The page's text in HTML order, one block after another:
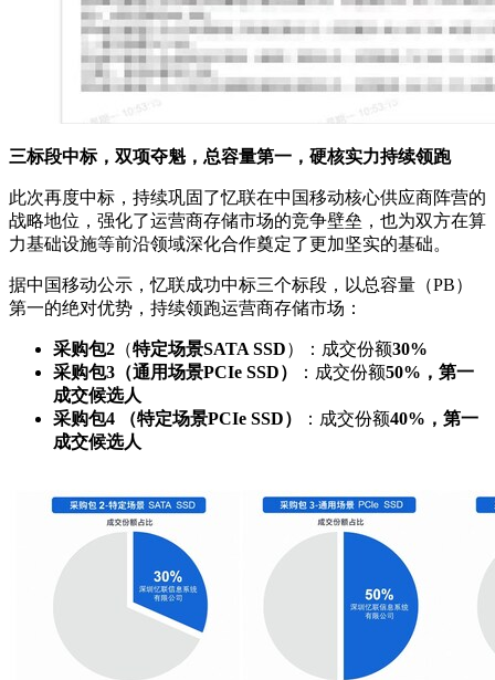
三标段中标，双项夺魁，总容量第一，硬核实力持续领跑
此次再度中标，持续巩固了忆联在中国移动核心供应商阵营的
战略地位，强化了运营商存储市场的竞争壁垒，也为双方在算
力基础设施等前沿领域深化合作奠定了更加坚实的基础。
据中国移动公示，忆联成功中标三个标段，以总容量（PB）
第一的绝对优势，持续领跑运营商存储市场：
采购包2 （特定场景SATA SSD）：成交份额30%
采购包3（通用场景PCIe SSD）
：成交份额50% ，第一
成交候选人
采购包4 （特定场景PCIe SSD）
：成交份额40% ，第一
成交候选人